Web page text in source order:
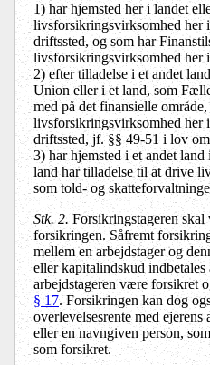
1) har hjemsted her i landet
livsforsikringsvirksomhed her
driftssted, og som har
livsforsikringsvirksomhed her
2) efter tilladelse i et andet
Union eller i et land, som
med på det finansielle
livsforsikringsvirksomhed her
driftssted, jf. §§ 49-51 i lov
3) har hjemsted i et andet
land har tilladelse til at drive
som told- og
Stk. 2. Forsikringstageren
forsikringen. Såfremt
mellem en arbejdstager og
eller kapitalindskud
arbejdstageren være forsikret
§ 17. Forsikringen kan dog
overlevelsesrente med
eller en navngiven person,
som forsikret.